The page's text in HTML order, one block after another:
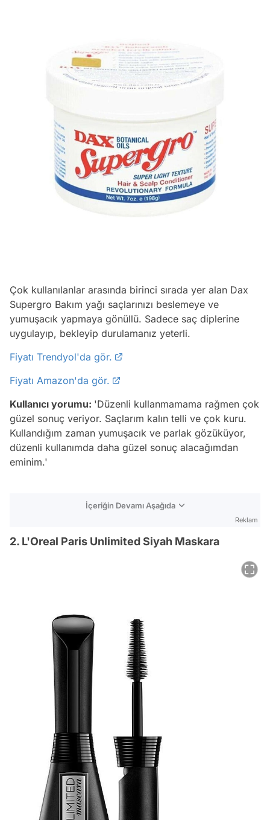
Çok kullanılanlar arasında birinci sırada yer alan Dax
Supergro Bakım yağı saçlarınızı beslemeye ve
yumuşacık yapmaya gönüllü. Sadece saç diplerine
uygulayıp, bekleyip durulamanız yeterli.
Fiyatı Trendyol'da gör.
Fiyatı Amazon'da gör.
Kullanıcı yorumu: 'Düzenli kullanmamama rağmen çok
güzel sonuç veriyor. Saçlarım kalın telli ve çok kuru.
Kullandığım zaman yumuşacık ve parlak gözüküyor,
düzenli kullanımda daha güzel sonuç alacağımdan
eminim.'
İçeriğin Devamı Aşağıda
Reklam
2. L'Oreal Paris Unlimited Siyah Maskara